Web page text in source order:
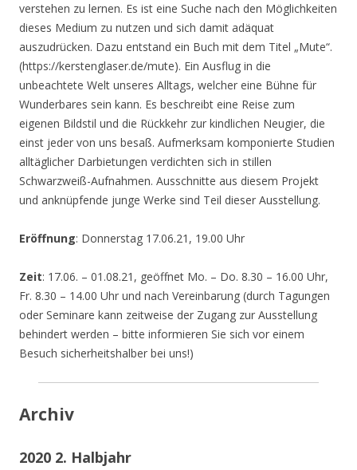
verstehen zu lernen. Es ist eine Suche nach den Möglichkeiten
dieses Medium zu nutzen und sich damit adäquat
auszudrücken. Dazu entstand ein Buch mit dem Titel „Mute“.
(https://kerstenglaser.de/mute). Ein Ausflug in die
unbeachtete Welt unseres Alltags, welcher eine Bühne für
Wunderbares sein kann. Es beschreibt eine Reise zum
eigenen Bildstil und die Rückkehr zur kindlichen Neugier, die
einst jeder von uns besaß. Aufmerksam komponierte Studien
alltäglicher Darbietungen verdichten sich in stillen
Schwarzweiß-Aufnahmen. Ausschnitte aus diesem Projekt
und anknüpfende junge Werke sind Teil dieser Ausstellung.
Eröffnung: Donnerstag 17.06.21, 19.00 Uhr
Zeit: 17.06. – 01.08.21, geöffnet Mo. – Do. 8.30 – 16.00 Uhr,
Fr. 8.30 – 14.00 Uhr und nach Vereinbarung (durch Tagungen
oder Seminare kann zeitweise der Zugang zur Ausstellung
behindert werden – bitte informieren Sie sich vor einem
Besuch sicherheitshalber bei uns!)
Archiv
2020 2. Halbjahr